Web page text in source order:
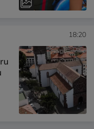
18:20